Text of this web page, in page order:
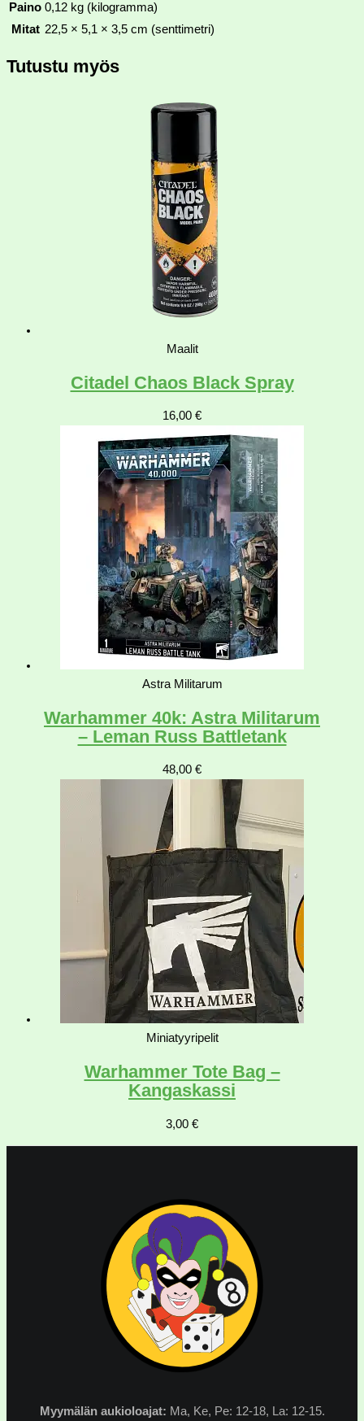
Paino 0,12 kg (kilogramma)
Mitat 22,5 × 5,1 × 3,5 cm (senttimetri)
Tutustu myös
Maalit
Citadel Chaos Black Spray
16,00 €
Astra Militarum
Warhammer 40k: Astra Militarum
– Leman Russ Battletank
48,00 €
Miniatyyripelit
Warhammer Tote Bag –
Kangaskassi
3,00 €
Myymälän aukioloajat: Ma, Ke, Pe: 12-18, La: 12-15.